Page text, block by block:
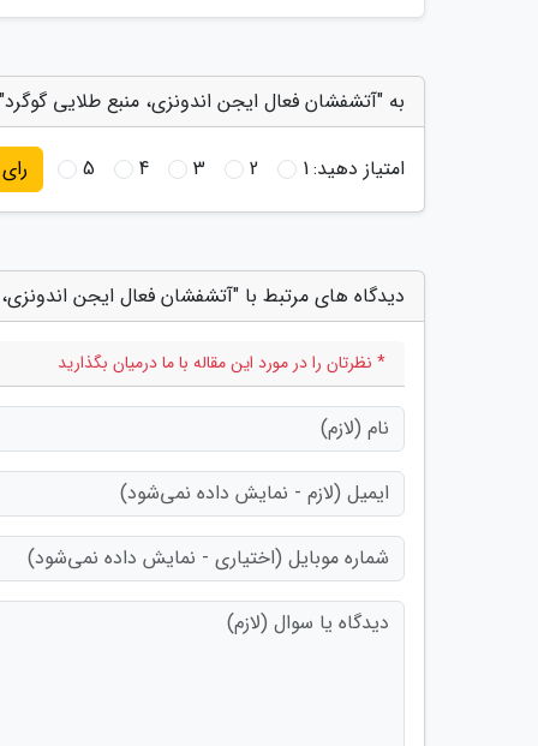
به "آتشفشان فعال ایجن اندونزی، منبع طلایی
امتیاز دهید:1
2
3
4
5 رای
دیدگاه های مرتبط با "آتشفشان فعال ایجن
* نظرتان را در مورد این مقاله با ما درمیان بگذارید